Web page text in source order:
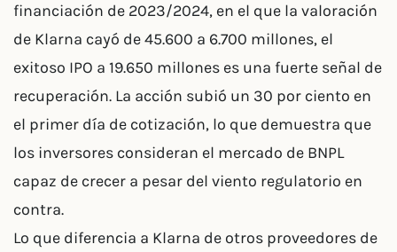
financiación de 2023/2024, en el que la valoración
de Klarna cayó de 45.600 a 6.700 millones, el
exitoso IPO a 19.650 millones es una fuerte señal de
recuperación. La acción subió un 30 por ciento en
el primer día de cotización, lo que demuestra que
los inversores consideran el mercado de BNPL
capaz de crecer a pesar del viento regulatorio en
contra.
Lo que diferencia a Klarna de otros proveedores de